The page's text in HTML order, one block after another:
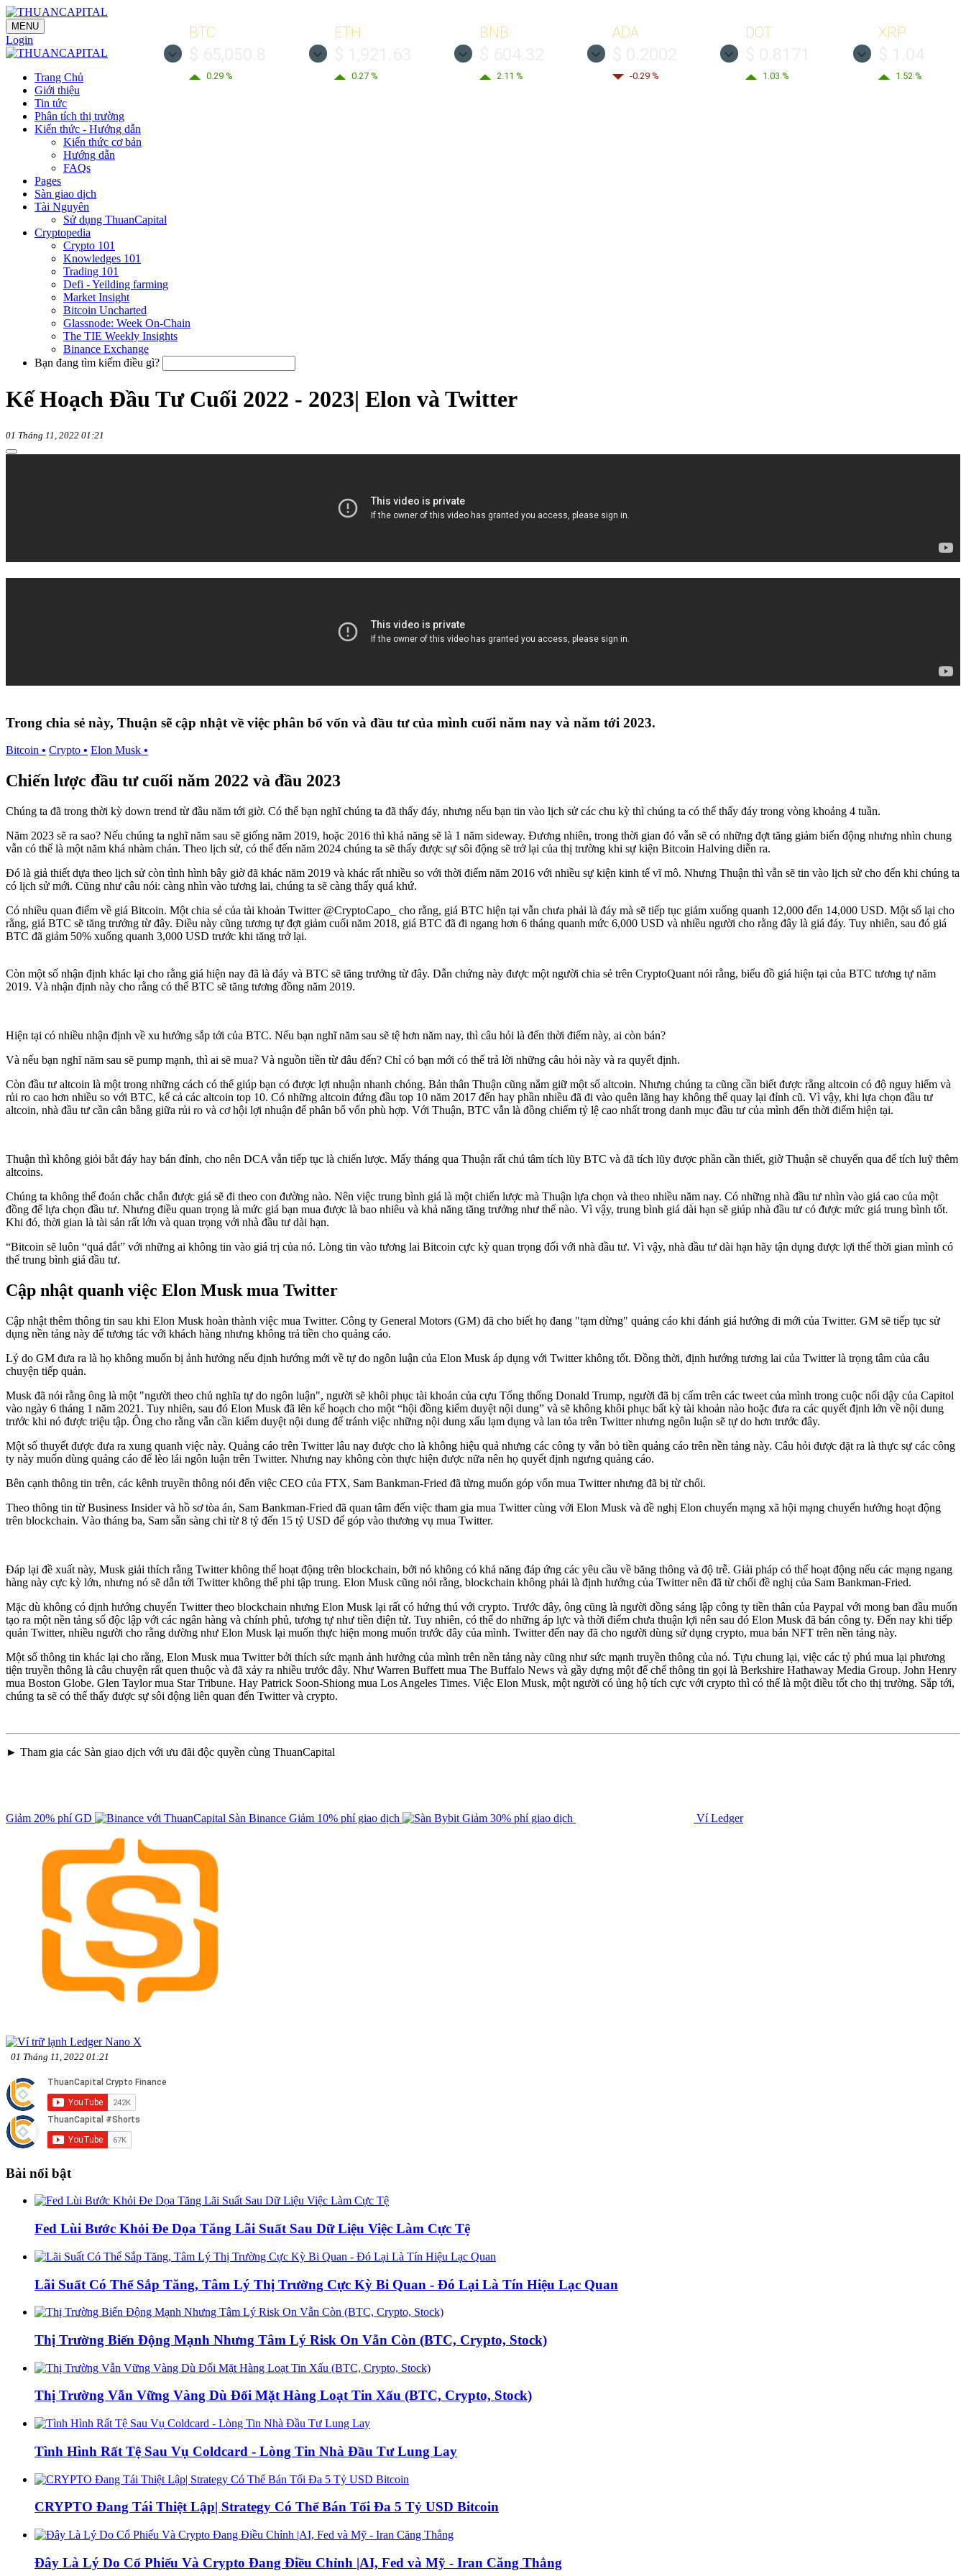
BTC
0.29 %
ETH
0.27 %
BNB
2.11 %
ADA
-0.29 %
DOT
1.03 %
XRP
1.52 %
MENU
Login
Trang Chủ
Giới thiệu
Tin tức
Phân tích thị trường
Kiến thức - Hướng dẫn
Kiến thức cơ bản
Hướng dẫn
FAQs
Pages
Sàn giao dịch
Tài Nguyên
Sử dụng ThuanCapital
Cryptopedia
Crypto 101
Knowledges 101
Trading 101
Defi - Yeilding farming
Market Insight
Bitcoin Uncharted
Glassnode: Week On-Chain
The TIE Weekly Insights
Binance Exchange
Bạn đang tìm kiếm điều gì?
Kế Hoạch Đầu Tư Cuối 2022 - 2023| Elon và Twitter
01 Tháng 11, 2022 01:21
Trong chia sẻ này, Thuận sẽ cập nhật về việc phân bổ vốn và đầu tư của mình cuối năm nay và năm tới 2023.
Bitcoin • Crypto • Elon Musk •
Chiến lược đầu tư cuối năm 2022 và đầu 2023
Chúng ta đã trong thời kỳ down trend từ đầu năm tới giờ. Có thể bạn nghĩ chúng ta đã thấy đáy, nhưng nếu bạn tin vào lịch sử các chu kỳ thì chúng ta có thể thấy đáy trong vòng khoảng 4 tuần.
Năm 2023 sẽ ra sao? Nếu chúng ta nghĩ năm sau sẽ giống năm 2019, hoặc 2016 thì khả năng sẽ là 1 năm sideway. Đương nhiên, trong thời gian đó vẫn sẽ có những đợt tăng giảm biến động nhưng nhìn chung
vẫn có thể là một năm khá nhàm chán. Theo lịch sử, có thể đến năm 2024 chúng ta sẽ thấy được sự sôi động sẽ trở lại của thị trường khi sự kiện Bitcoin Halving diễn ra.
Đó là giả thiết dựa theo lịch sử còn tình hình bây giờ đã khác năm 2019 và khác rất nhiều so với thời điểm năm 2016 với nhiều sự kiện kinh tế vĩ mô. Nhưng Thuận thì vẫn sẽ tin vào lịch sử cho đến khi chúng ta
có lịch sử mới. Cũng như câu nói: càng nhìn vào tương lai, chúng ta sẽ càng thấy quá khứ.
Có nhiều quan điểm về giá Bitcoin. Một chia sẻ của tài khoản Twitter @CryptoCapo_ cho rằng, giá BTC hiện tại vẫn chưa phải là đáy mà sẽ tiếp tục giảm xuống quanh 12,000 đến 14,000 USD. Một số lại cho
rằng, giá BTC sẽ tăng trưởng từ đây. Điều này cũng tương tự đợt giảm cuối năm 2018, giá BTC đã đi ngang hơn 6 tháng quanh mức 6,000 USD và nhiều người cho rằng đây là giá đáy. Tuy nhiên, sau đó giá
BTC đã giảm 50% xuống quanh 3,000 USD trước khi tăng trở lại.
Còn một số nhận định khác lại cho rằng giá hiện nay đã là đáy và BTC sẽ tăng trưởng từ đây. Dẫn chứng này được một người chia sẻ trên CryptoQuant nói rằng, biểu đồ giá hiện tại của BTC tương tự năm
2019. Và nhận định này cho rằng có thể BTC sẽ tăng tương đồng năm 2019.
Hiện tại có nhiều nhận định về xu hướng sắp tới của BTC. Nếu bạn nghĩ năm sau sẽ tệ hơn năm nay, thì câu hỏi là đến thời điểm này, ai còn bán?
Và nếu bạn nghĩ năm sau sẽ pump mạnh, thì ai sẽ mua? Và nguồn tiền từ đâu đến? Chỉ có bạn mới có thể trả lời những câu hỏi này và ra quyết định.
Còn đầu tư altcoin là một trong những cách có thể giúp bạn có được lợi nhuận nhanh chóng. Bản thân Thuận cũng nắm giữ một số altcoin. Nhưng chúng ta cũng cần biết được rằng altcoin có độ nguy hiểm và
rủi ro cao hơn nhiều so với BTC, kể cả các altcoin top 10. Có những altcoin đứng đầu top 10 năm 2017 đến hay phần nhiều đã đi vào quên lãng hay không thể quay lại đỉnh cũ. Vì vậy, khi lựa chọn đầu tư
altcoin, nhà đầu tư cần cân bằng giữa rủi ro và cơ hội lợi nhuận để phân bổ vốn phù hợp. Với Thuận, BTC vẫn là đồng chiếm tỷ lệ cao nhất trong danh mục đầu tư của mình đến thời điểm hiện tại.
Thuận thì không giỏi bắt đáy hay bán đỉnh, cho nên DCA vẫn tiếp tục là chiến lược. Mấy tháng qua Thuận rất chú tâm tích lũy BTC và đã tích lũy được phần cần thiết, giờ Thuận sẽ chuyển qua để tích luỹ thêm
altcoins.
Chúng ta không thể đoán chắc chắn được giá sẽ đi theo con đường nào. Nên việc trung bình giá là một chiến lược mà Thuận lựa chọn và theo nhiều năm nay. Có những nhà đầu tư nhìn vào giá cao của một
đồng để lựa chọn đầu tư. Nhưng điều quan trọng là mức giá bạn mua được là bao nhiêu và khả năng tăng trưởng như thế nào. Vì vậy, trung bình giá dài hạn sẽ giúp nhà đầu tư có được mức giá trung bình tốt.
Khi đó, thời gian là tài sản rất lớn và quan trọng với nhà đầu tư dài hạn.
“Bitcoin sẽ luôn “quá đắt” với những ai không tin vào giá trị của nó. Lòng tin vào tương lai Bitcoin cực kỳ quan trọng đối với nhà đầu tư. Vì vậy, nhà đầu tư dài hạn hãy tận dụng được lợi thế thời gian mình có
thể trung bình giá đầu tư.
Cập nhật quanh việc Elon Musk mua Twitter
Cập nhật thêm thông tin sau khi Elon Musk hoàn thành việc mua Twitter. Công ty General Motors (GM) đã cho biết họ đang "tạm dừng" quảng cáo khi đánh giá hướng đi mới của Twitter. GM sẽ tiếp tục sử
dụng nền tảng này để tương tác với khách hàng nhưng không trả tiền cho quảng cáo.
Lý do GM đưa ra là họ không muốn bị ảnh hưởng nếu định hướng mới về tự do ngôn luận của Elon Musk áp dụng với Twitter không tốt. Đồng thời, định hướng tương lai của Twitter là trọng tâm của câu
chuyện tiếp quản.
Musk đã nói rằng ông là một "người theo chủ nghĩa tự do ngôn luận", người sẽ khôi phục tài khoản của cựu Tổng thống Donald Trump, người đã bị cấm trên các tweet của mình trong cuộc nổi dậy của Capitol
vào ngày 6 tháng 1 năm 2021. Tuy nhiên, sau đó Elon Musk đã lên kế hoạch cho một “hội đồng kiểm duyệt nội dung” và sẽ không khôi phục bất kỳ tài khoản nào hoặc đưa ra các quyết định lớn về nội dung
trước khi nó được triệu tập. Ông cho rằng vẫn cần kiểm duyệt nội dung để tránh việc những nội dung xấu lạm dụng và lan tỏa trên Twitter nhưng ngôn luận sẽ tự do hơn trước đây.
Một số thuyết được đưa ra xung quanh việc này. Quảng cáo trên Twitter lâu nay được cho là không hiệu quả nhưng các công ty vẫn bỏ tiền quảng cáo trên nền tảng này. Câu hỏi được đặt ra là thực sự các công
ty này muốn dùng quảng cáo để lèo lái ngôn luận trên Twitter. Nhưng nay không còn thực hiện được nữa nên họ quyết định ngưng quảng cáo.
Bên cạnh thông tin trên, các kênh truyền thông nói đến việc CEO của FTX, Sam Bankman-Fried đã từng muốn góp vốn mua Twitter nhưng đã bị từ chối.
Theo thông tin từ Business Insider và hồ sơ tòa án, Sam Bankman-Fried đã quan tâm đến việc tham gia mua Twitter cùng với Elon Musk và đề nghị Elon chuyển mạng xã hội mạng chuyển hướng hoạt động
trên blockchain. Vào tháng ba, Sam sẵn sàng chi từ 8 tỷ đến 15 tỷ USD để góp vào thương vụ mua Twitter.
Đáp lại đề xuất này, Musk giải thích rằng Twitter không thể hoạt động trên blockchain, bởi nó không có khả năng đáp ứng các yêu cầu về băng thông và độ trễ. Giải pháp có thể hoạt động nếu các mạng ngang
hàng này cực kỳ lớn, nhưng nó sẽ dẫn tới Twitter không thể phi tập trung. Elon Musk cũng nói rằng, blockchain không phải là định hướng của Twitter nên đã từ chối đề nghị của Sam Bankman-Fried.
Mặc dù không có định hướng chuyển Twitter theo blockchain nhưng Elon Musk lại rất có hứng thú với crypto. Trước đây, ông cũng là người đồng sáng lập công ty tiền thân của Paypal với mong ban đầu muốn
tạo ra một nền tảng số độc lập với các ngân hàng và chính phủ, tương tự như tiền điện tử. Tuy nhiên, có thể do những áp lực và thời điểm chưa thuận lợi nên sau đó Elon Musk đã bán công ty. Đến nay khi tiếp
quản Twitter, nhiều người cho rằng dường như Elon Musk lại muốn thực hiện mong muốn trước đây của mình. Twitter đến nay đã cho người dùng sử dụng crypto, mua bán NFT trên nền tảng này.
Một số thông tin khác lại cho rằng, Elon Musk mua Twitter bởi thích sức mạnh ảnh hưởng của mình trên nền tảng này cũng như sức mạnh truyền thông của nó. Tựu chung lại, việc các tỷ phú mua lại phương
tiện truyền thông là câu chuyện rất quen thuộc và đã xảy ra nhiều trước đây. Như Warren Buffett mua The Buffalo News và gầy dựng một đế chế thông tin gọi là Berkshire Hathaway Media Group. John Henry
mua Boston Globe. Glen Taylor mua Star Tribune. Hay Patrick Soon-Shiong mua Los Angeles Times. Việc Elon Musk, một người có ủng hộ tích cực với crypto thì có thể là một điều tốt cho thị trường. Sắp tới,
chúng ta sẽ có thể thấy được sự sôi động liên quan đến Twitter và crypto.
► Tham gia các Sàn giao dịch với ưu đãi độc quyền cùng ThuanCapital
Giảm 20% phí GD Sàn Binance Giảm 10% phí giao dịch Giảm 30% phí giao dịch Ví Ledger
01 Tháng 11, 2022 01:21
Bài nổi bật
Fed Lùi Bước Khỏi Đe Dọa Tăng Lãi Suất Sau Dữ Liệu Việc Làm Cực Tệ
Lãi Suất Có Thể Sắp Tăng, Tâm Lý Thị Trường Cực Kỳ Bi Quan - Đó Lại Là Tín Hiệu Lạc Quan
Thị Trường Biến Động Mạnh Nhưng Tâm Lý Risk On Vẫn Còn (BTC, Crypto, Stock)
Thị Trường Vẫn Vững Vàng Dù Đối Mặt Hàng Loạt Tin Xấu (BTC, Crypto, Stock)
Tình Hình Rất Tệ Sau Vụ Coldcard - Lòng Tin Nhà Đầu Tư Lung Lay
CRYPTO Đang Tái Thiệt Lập| Strategy Có Thể Bán Tối Đa 5 Tỷ USD Bitcoin
Đây Là Lý Do Cổ Phiếu Và Crypto Đang Điều Chỉnh |AI, Fed và Mỹ - Iran Căng Thẳng